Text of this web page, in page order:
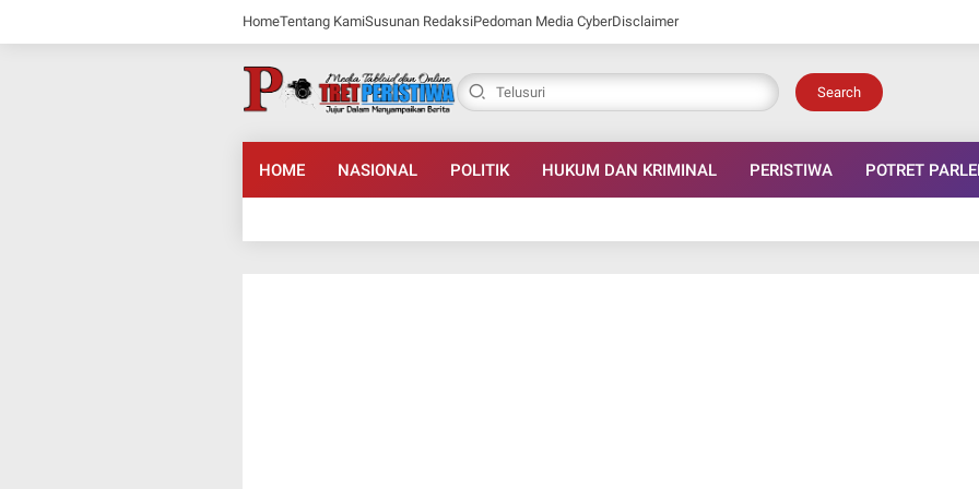
HomeTentang KamiSusunan RedaksiPedoman Media CyberDisclaimer
Search
HOME NASIONAL POLITIK HUKUM DAN KRIMINAL PERISTIWA POTRET